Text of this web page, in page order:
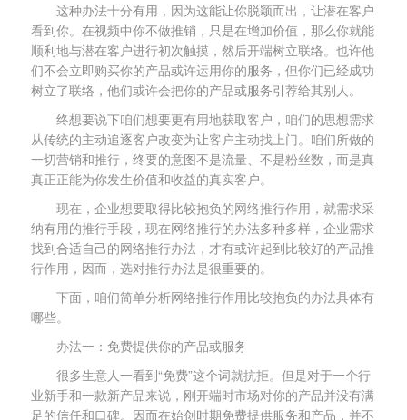
这种办法十分有用，因为这能让你脱颖而出，让潜在客户
看到你。在视频中你不做推销，只是在增加价值，那么你就能
顺利地与潜在客户进行初次触摸，然后开端树立联络。也许他
们不会立即购买你的产品或许运用你的服务，但你们已经成功
树立了联络，他们或许会把你的产品或服务引荐给其别人。
终想要说下咱们想要更有用地获取客户，咱们的思想需求
从传统的主动追逐客户改变为让客户主动找上门。咱们所做的
一切营销和推行，终要的意图不是流量、不是粉丝数，而是真
真正正能为你发生价值和收益的真实客户。
现在，企业想要取得比较抱负的网络推行作用，就需求采
纳有用的推行手段，现在网络推行的办法多种多样，企业需求
找到合适自己的网络推行办法，才有或许起到比较好的产品推
行作用，因而，选对推行办法是很重要的。
下面，咱们简单分析网络推行作用比较抱负的办法具体有
哪些。
办法一：免费提供你的产品或服务
很多生意人一看到“免费”这个词就抗拒。但是对于一个行
业新手和一款新产品来说，刚开端时市场对你的产品并没有满
足的信任和口碑。因而在始创时期免费提供服务和产品，并不